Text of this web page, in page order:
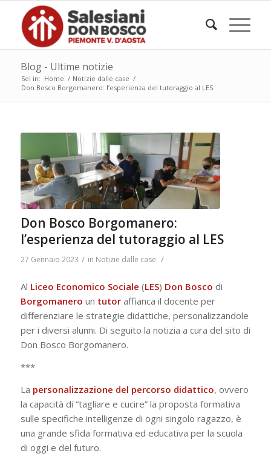
Blog - Ultime notizie
Sei in: Home / Notizie dalle case /
Don Bosco Borgomanero: l’esperienza del tutoraggio al LES
Don Bosco Borgomanero:
l’esperienza del tutoraggio al LES
27 Gennaio 2023 / in Notizie dalle case /
Al Liceo Economico Sociale (LES) Don Bosco di
Borgomanero un tutoraffianca il docente per
differenziare le strategie didattiche, personalizzandole
per i diversi alunni. Di seguito la notizia a cura del sito di
Don Bosco Borgomanero.
***
La personalizzazione del percorso didattico, ovvero
la capacità di “tagliare e cucire” la proposta formativa
sulle specifiche intelligenze di ogni singolo ragazzo, è
una grande sfida formativa ed educativa per la scuola
di oggi e del futuro.